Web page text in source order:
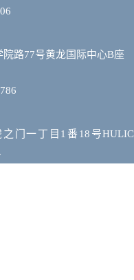
路77号黄龙国际中心B座
门一丁目1番18号HULIC